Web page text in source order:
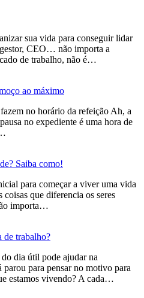
sua vida para conseguir lidar
CEO… não importa a
de trabalho, não é…
ao máximo
no horário da refeição Ah, a
no expediente é uma hora de
Saiba como!
para começar a viver uma vida
que diferencia os seres
importa…
de trabalho?
dia útil pode ajudar na
para pensar no motivo para
estamos vivendo? A cada…